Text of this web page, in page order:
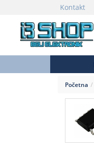
Kontakt
Početna